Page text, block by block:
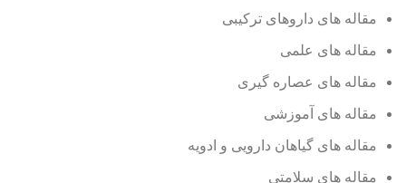
مقاله های داروهای ترکیبی
مقاله های علمی
مقاله های عصاره گیری
مقاله های آموزشی
مقاله های گیاهان دارویی و ادویه
مقاله های سلامتی